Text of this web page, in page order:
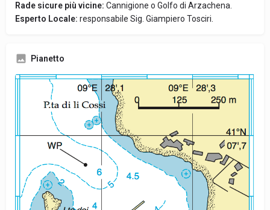
Rade sicure più vicine: Cannigione o Golfo di Arzachena.
Esperto Locale: responsabile Sig. Giampiero Tosciri.
Pianetto